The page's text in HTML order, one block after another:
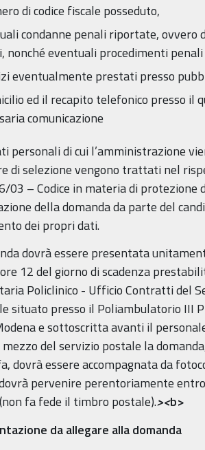
di codice fiscale posseduto,
condanne penali riportate, ovvero
nonché eventuali procedimenti
eventualmente prestati presso
ed il recapito telefonico presso il
comunicazione
personali di cui l’amministrazione
di selezione vengono trattati nel
03 – Codice in materia di protezione
della domanda da parte del
dei propri dati.
dovrà essere presentata
12 del giorno di scadenza
Policlinico - Ufficio Contratti del
situato presso il Poliambulatorio III
e sottoscritta avanti il
del servizio postale la
dovrà essere accompagnata da
pervenire perentoriamente
fa fede il timbro postale).><b>
da allegare alla domanda